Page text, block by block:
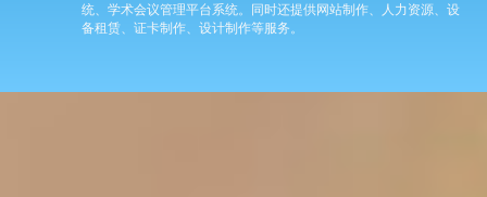
统、学术会议管理平台系统。同时还提供网站制作、人力资源、设
备租赁、证卡制作、设计制作等服务。